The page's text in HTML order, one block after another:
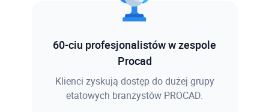
60-ciu profesjonalistów w zespole
Procad
Klienci zyskują dostęp do dużej grupy
etatowych branżystów PROCAD.